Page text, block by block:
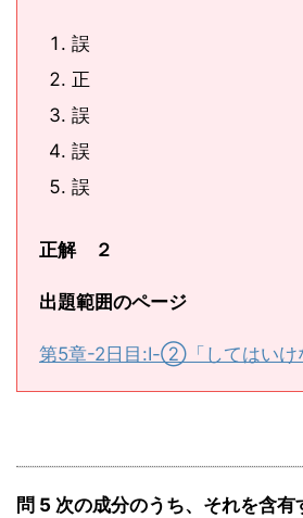
誤
正
誤
誤
誤
正解 ２
出題範囲のページ
第5章-2日目:Ⅰ-②「してはいけ
問 5 次の成分のうち、それを含